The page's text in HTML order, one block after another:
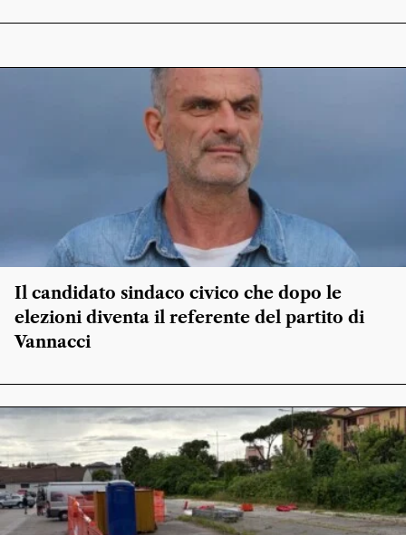
Il candidato sindaco civico che dopo le
elezioni diventa il referente del partito di
Vannacci